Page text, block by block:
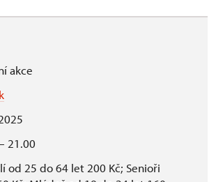
akce
21.00
od 25 do 64 let 200 Kč; Senioři